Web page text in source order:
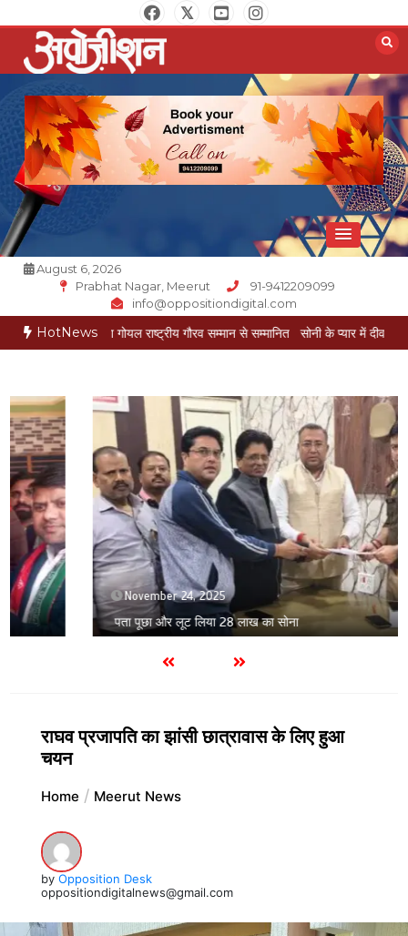
to
content
Opposition Digital
August 6, 2026
Prabhat Nagar, Meerut
91-9412209099
info@oppositiondigital.com
HotNews
मुकेश गोयल राष्ट्रीय गौरव सम्मान से सम्मानित सोनी के प्यार में दीवानी सीता पहुंची मेरठ
November 24, 2025
पता पूछा और लूट लिया 28 लाख का सोना
राघव प्रजापति का झांसी छात्रावास के लिए हुआ
चयन
Home Meerut News
by Opposition Desk
oppositiondigitalnews@gmail.com